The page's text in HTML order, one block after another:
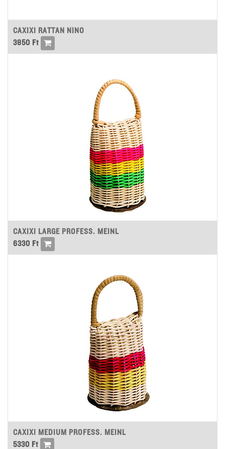
CAXIXI RATTAN NINO
3850 Ft
CAXIXI LARGE PROFESS. MEINL
6330 Ft
CAXIXI MEDIUM PROFESS. MEINL
5330 Ft